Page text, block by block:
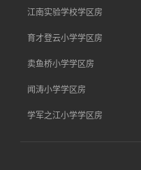
江南实验学校学区房
育才登云小学学区房
卖鱼桥小学学区房
闻涛小学学区房
学军之江小学学区房